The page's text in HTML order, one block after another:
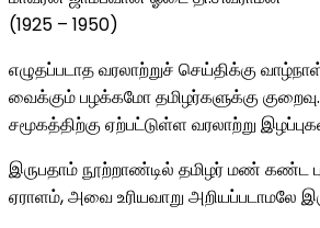
(1925 – 1950)
எழுதப்படாத வரலாற்றுச் செய்திக்கு
வைக்கும் பழக்கமோ தமிழர்களுக்கு
சமூகத்திற்கு ஏற்பட்டுள்ள வரலாற்று
இருபதாம் நூற்றாண்டில் தமிழர் மண் கண்ட
ஏராளம், அவை உரியவாறு அறியப்படாமலே